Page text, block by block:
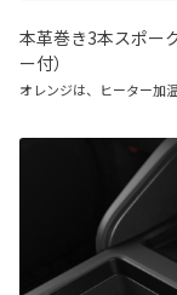
本革巻き3本スポー
ー付）
オレンジは、ヒーター加